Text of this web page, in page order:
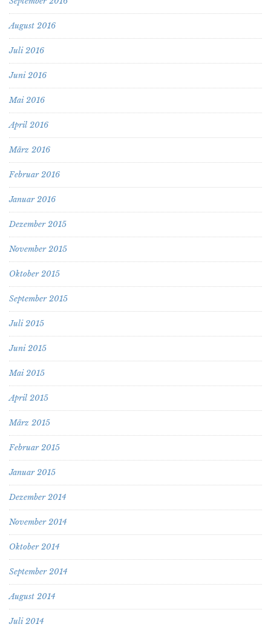
August 2016
Juli 2016
Juni 2016
Mai 2016
April 2016
März 2016
Februar 2016
Januar 2016
Dezember 2015
November 2015
Oktober 2015
September 2015
Juli 2015
Juni 2015
Mai 2015
April 2015
März 2015
Februar 2015
Januar 2015
Dezember 2014
November 2014
Oktober 2014
September 2014
August 2014
Juli 2014